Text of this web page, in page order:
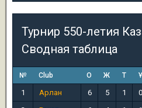
Турнир 550-летия
Сводная таблица
№ Club О Ж Т Ұ
1 Арлан 6 5 1 0